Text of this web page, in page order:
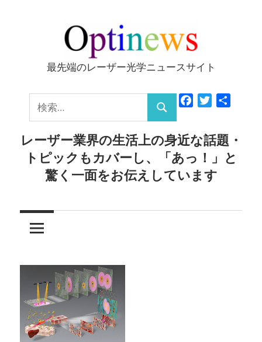
ッ
Optinews
最先端のレーザー光学ニュースサイト
索:
検
索
FacebookTwitter
レーザー業界の生活上の身近な話題・
トピックもカバーし、「あっ！」と
驚く一面をお伝えしています